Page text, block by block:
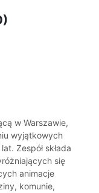
w Warszawie,
wyjątkowych
Zespół składa
się
animacje
komunie,